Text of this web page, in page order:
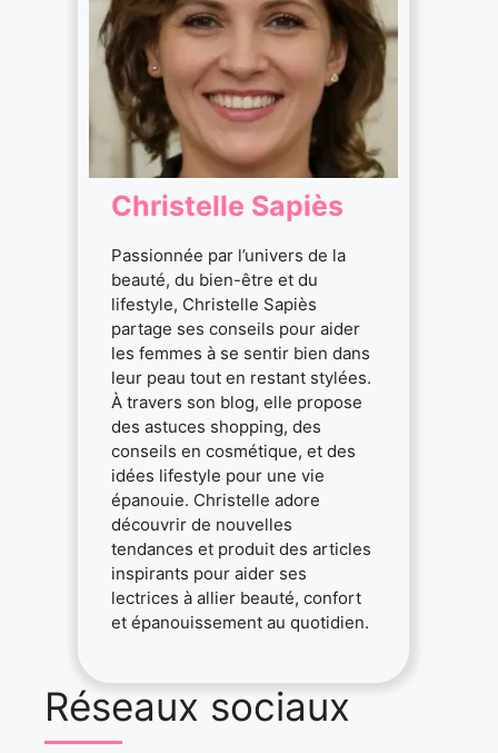
Christelle Sapiès
Passionnée par l’univers de la
beauté, du bien-être et du
lifestyle, Christelle Sapiès
partage ses conseils pour aider
les femmes à se sentir bien dans
leur peau tout en restant stylées.
À travers son blog, elle propose
des astuces shopping, des
conseils en cosmétique, et des
idées lifestyle pour une vie
épanouie. Christelle adore
découvrir de nouvelles
tendances et produit des articles
inspirants pour aider ses
lectrices à allier beauté, confort
et épanouissement au quotidien.
Réseaux sociaux